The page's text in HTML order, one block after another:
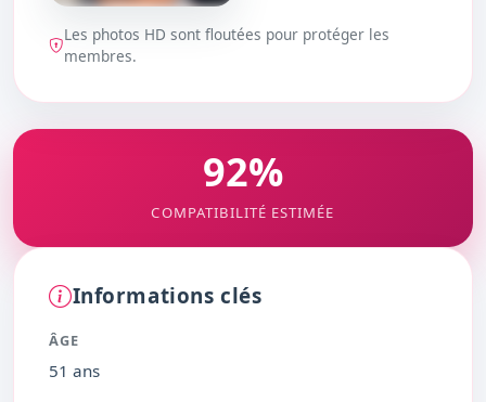
DÉBLOQUER
Les photos HD sont floutées pour protéger les
membres.
92%
COMPATIBILITÉ ESTIMÉE
Informations clés
ÂGE
51 ans